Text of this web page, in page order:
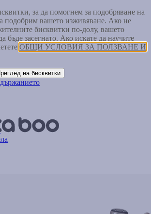
за да помогнем за подобряване на
подобрим вашето изживяване. Ако не
бисквитки по-долу, вашето
бъде засегнато. Ако искате да научите
ОБЩИ УСЛОВИЯ ЗА ПОЛЗВАНЕ И
на бисквитки